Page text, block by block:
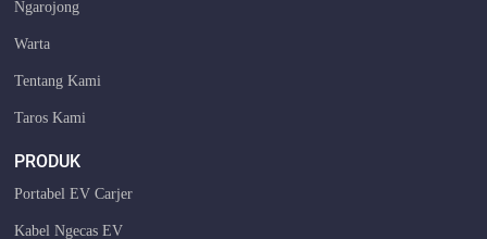
Ngarojong
Warta
Tentang Kami
Taros Kami
PRODUK
Portabel EV Carjer
Kabel Ngecas EV